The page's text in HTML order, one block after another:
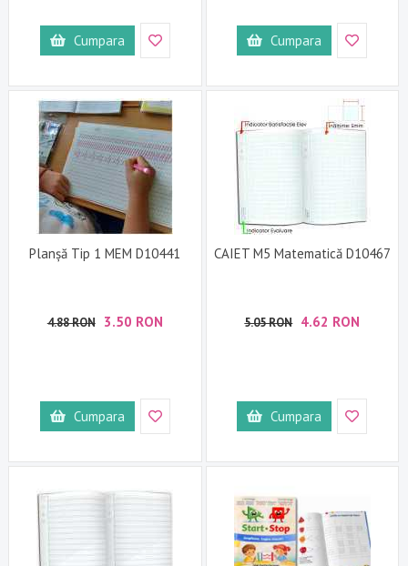
Cumpara Cumpara
Planșă Tip 1 MEM D10441
4.88 RON 3.50 RON
Cumpara
CAIET M5 Matematică D10467
5.05 RON 4.62 RON
Cumpara